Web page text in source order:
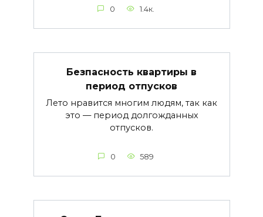
0 1.4к.
Безпасность квартиры в
период отпусков
Лето нравится многим людям, так как
это — период долгожданных
отпусков.
0 589